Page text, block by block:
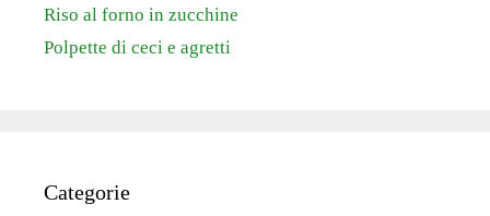
Riso al forno in zucchine
Polpette di ceci e agretti
Categorie